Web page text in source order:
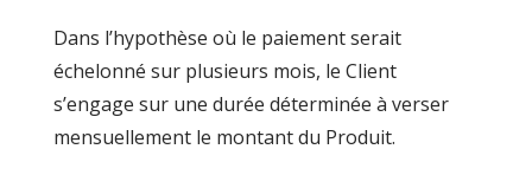
Dans l’hypothèse où le paiement serait
échelonné sur plusieurs mois, le Client
s’engage sur une durée déterminée à verser
mensuellement le montant du Produit.